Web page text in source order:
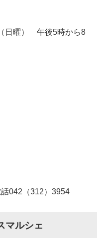
日曜） 午後5時から8
042（312）3954
マルシェ